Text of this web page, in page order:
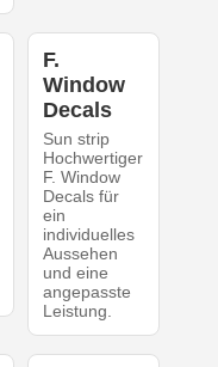
F.
Window
Decals
Sun strip
Hochwertiger
F. Window
Decals für
ein
individuelles
Aussehen
und eine
angepasste
Leistung.